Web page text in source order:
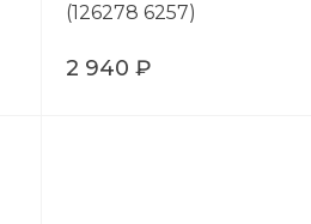
(126278 6257)
2 940 ₽